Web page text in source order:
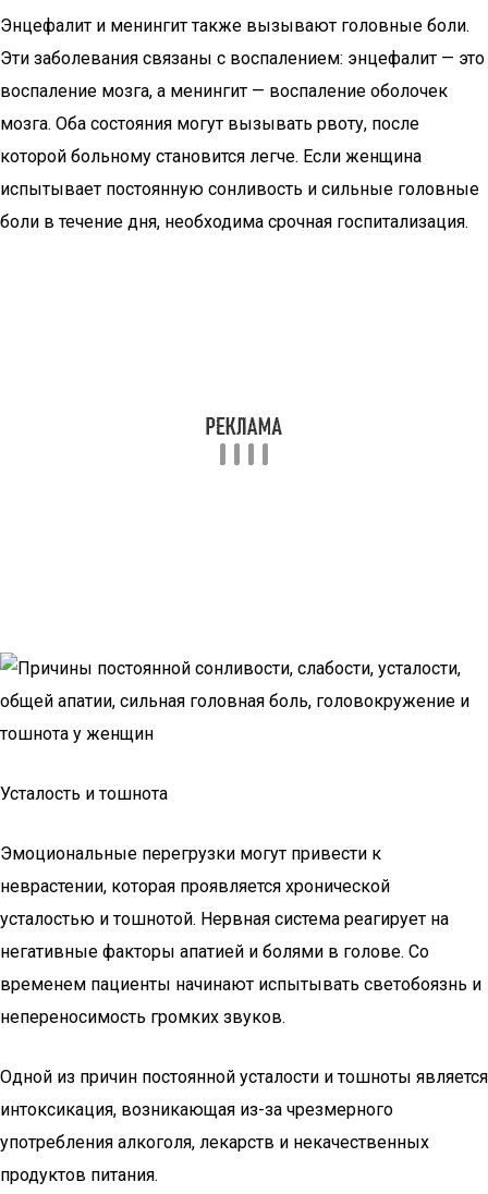
Энцефалит и менингит также вызывают головные боли.
Эти заболевания связаны с воспалением: энцефалит — это
воспаление мозга, а менингит — воспаление оболочек
мозга. Оба состояния могут вызывать рвоту, после
которой больному становится легче. Если женщина
испытывает постоянную сонливость и сильные головные
боли в течение дня, необходима срочная госпитализация.
Усталость и тошнота
Эмоциональные перегрузки могут привести к
неврастении, которая проявляется хронической
усталостью и тошнотой. Нервная система реагирует на
негативные факторы апатией и болями в голове. Со
временем пациенты начинают испытывать светобоязнь и
непереносимость громких звуков.
Одной из причин постоянной усталости и тошноты является
интоксикация, возникающая из-за чрезмерного
употребления алкоголя, лекарств и некачественных
продуктов питания.